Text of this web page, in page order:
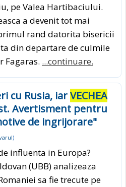
pe Valea Hartibaciului.
a devenit tot mai
rand datorita bisericii
din departare de culmile
Fagaras. ...continuare.
cu Rusia, iarVECHEA
Avertisment pentru
de ingrijorare"
)
influenta in Europa?
(UBB) analizeaza
sa fie trecute pe